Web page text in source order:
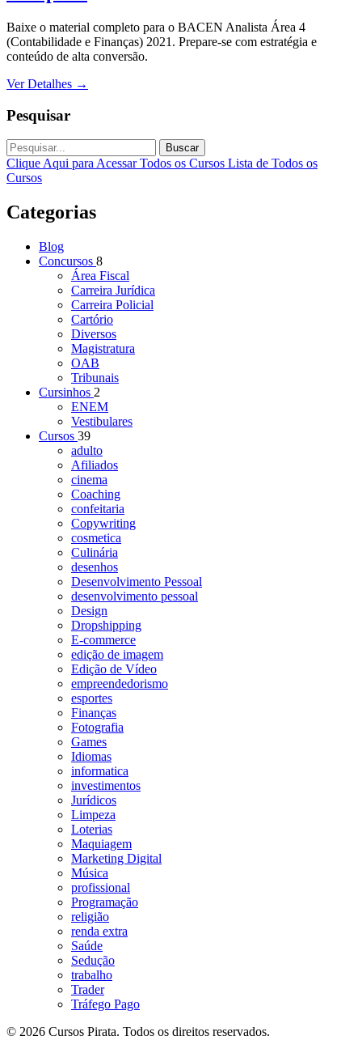
Baixe o material completo para o BACEN Analista Área 4
(Contabilidade e Finanças) 2021. Prepare-se com estratégia e
conteúdo de alta conversão.
Ver Detalhes →
Pesquisar
Buscar
Clique Aqui para Acessar Todos os Cursos Lista de Todos os
Cursos
Categorias
Blog
Concursos 8
Área Fiscal
Carreira Jurídica
Carreira Policial
Cartório
Diversos
Magistratura
OAB
Tribunais
Cursinhos 2
ENEM
Vestibulares
Cursos 39
adulto
Afiliados
cinema
Coaching
confeitaria
Copywriting
cosmetica
Culinária
desenhos
Desenvolvimento Pessoal
desenvolvimento pessoal
Design
Dropshipping
E-commerce
edição de imagem
Edição de Vídeo
empreendedorismo
esportes
Finanças
Fotografia
Games
Idiomas
informatica
investimentos
Jurídicos
Limpeza
Loterias
Maquiagem
Marketing Digital
Música
profissional
Programação
religião
renda extra
Saúde
Sedução
trabalho
Trader
Tráfego Pago
© 2026 Cursos Pirata. Todos os direitos reservados.